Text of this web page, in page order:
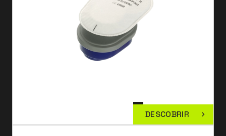
DESCOBRIR